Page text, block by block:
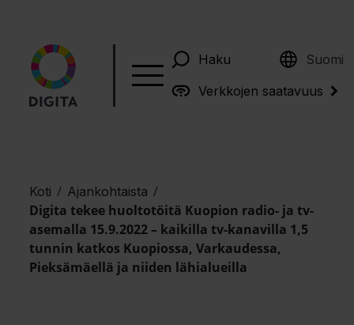
Haku Suomi
English
Verkkojen saatavuus
Koti / Ajankohtaista /
Digita tekee huoltotöitä Kuopion radio- ja tv-
asemalla 15.9.2022 – kaikilla tv-kanavilla 1,5
tunnin katkos Kuopiossa, Varkaudessa,
Pieksämäellä ja niiden lähialueilla